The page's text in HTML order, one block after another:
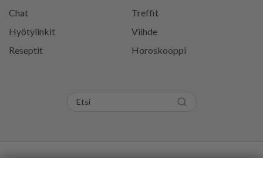
Chat
Treffit
Hyötylinkit
Viihde
Reseptit
Horoskooppi